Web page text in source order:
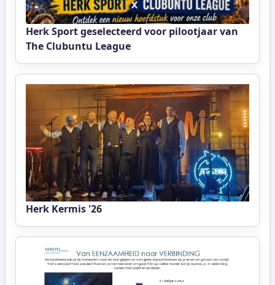
Herk Sport geselecteerd voor pilootjaar van
The Clubuntu League
Herk Kermis '26